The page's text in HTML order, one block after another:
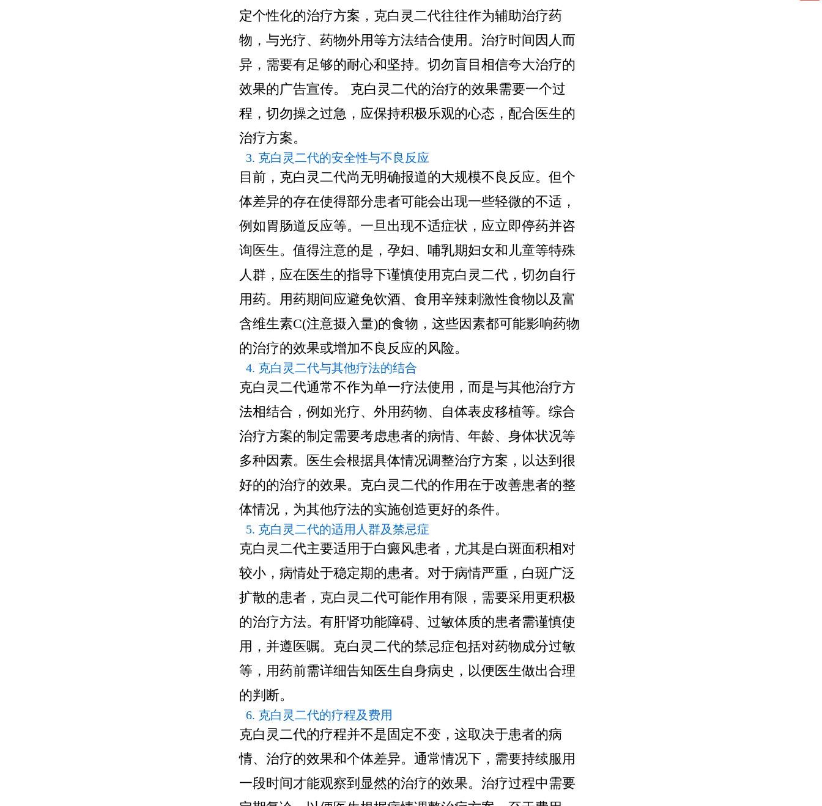
定个性化的治疗方案，克白灵二代往往作为辅助治疗药
物，与光疗、药物外用等方法结合使用。治疗时间因人而
异，需要有足够的耐心和坚持。切勿盲目相信夸大治疗的
效果的广告宣传。 克白灵二代的治疗的效果需要一个过
程，切勿操之过急，应保持积极乐观的心态，配合医生的
治疗方案。
3. 克白灵二代的安全性与不良反应
目前，克白灵二代尚无明确报道的大规模不良反应。但个
体差异的存在使得部分患者可能会出现一些轻微的不适，
例如胃肠道反应等。一旦出现不适症状，应立即停药并咨
询医生。值得注意的是，孕妇、哺乳期妇女和儿童等特殊
人群，应在医生的指导下谨慎使用克白灵二代，切勿自行
用药。用药期间应避免饮酒、食用辛辣刺激性食物以及富
含维生素C(注意摄入量)的食物，这些因素都可能影响药物
的治疗的效果或增加不良反应的风险。
4. 克白灵二代与其他疗法的结合
克白灵二代通常不作为单一疗法使用，而是与其他治疗方
法相结合，例如光疗、外用药物、自体表皮移植等。综合
治疗方案的制定需要考虑患者的病情、年龄、身体状况等
多种因素。医生会根据具体情况调整治疗方案，以达到很
好的的治疗的效果。克白灵二代的作用在于改善患者的整
体情况，为其他疗法的实施创造更好的条件。
5. 克白灵二代的适用人群及禁忌症
克白灵二代主要适用于白癜风患者，尤其是白斑面积相对
较小，病情处于稳定期的患者。对于病情严重，白斑广泛
扩散的患者，克白灵二代可能作用有限，需要采用更积极
的治疗方法。有肝肾功能障碍、过敏体质的患者需谨慎使
用，并遵医嘱。克白灵二代的禁忌症包括对药物成分过敏
等，用药前需详细告知医生自身病史，以便医生做出合理
的判断。
6. 克白灵二代的疗程及费用
克白灵二代的疗程并不是固定不变，这取决于患者的病
情、治疗的效果和个体差异。通常情况下，需要持续服用
一段时间才能观察到显然的治疗的效果。治疗过程中需要